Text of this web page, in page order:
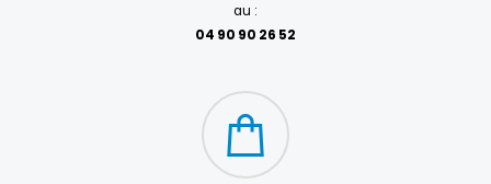
au :
04 90 90 26 52